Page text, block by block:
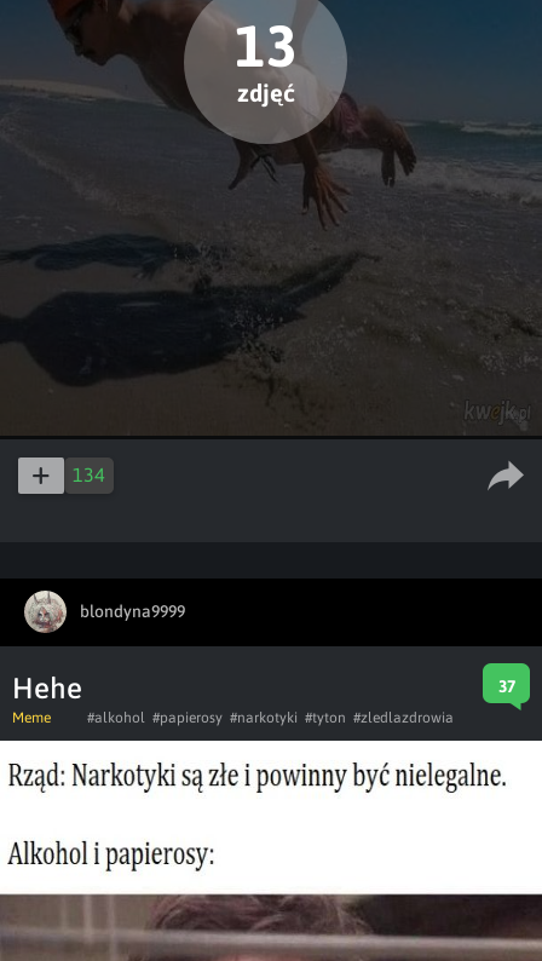
13
zdjęć
134
blondyna9999
Hehe 37
Meme #alkohol #papierosy #narkotyki #tyton #zledlazdrowia